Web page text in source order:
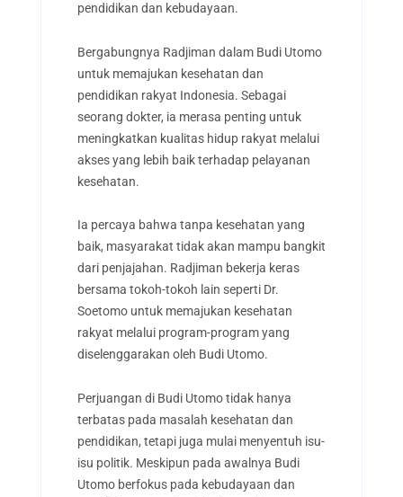
pendidikan dan kebudayaan.
Bergabungnya Radjiman dalam Budi Utomo
untuk memajukan kesehatan dan
pendidikan rakyat Indonesia. Sebagai
seorang dokter, ia merasa penting untuk
meningkatkan kualitas hidup rakyat melalui
akses yang lebih baik terhadap pelayanan
kesehatan.
Ia percaya bahwa tanpa kesehatan yang
baik, masyarakat tidak akan mampu bangkit
dari penjajahan. Radjiman bekerja keras
bersama tokoh-tokoh lain seperti Dr.
Soetomo untuk memajukan kesehatan
rakyat melalui program-program yang
diselenggarakan oleh Budi Utomo.
Perjuangan di Budi Utomo tidak hanya
terbatas pada masalah kesehatan dan
pendidikan, tetapi juga mulai menyentuh isu-
isu politik. Meskipun pada awalnya Budi
Utomo berfokus pada kebudayaan dan